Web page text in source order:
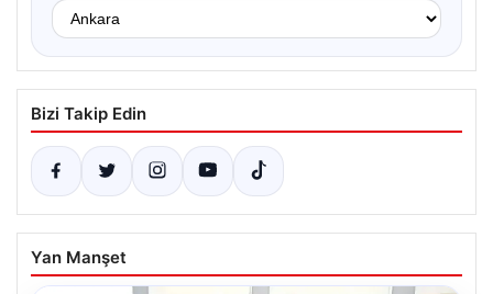
Bizi Takip Edin
Yan Manşet